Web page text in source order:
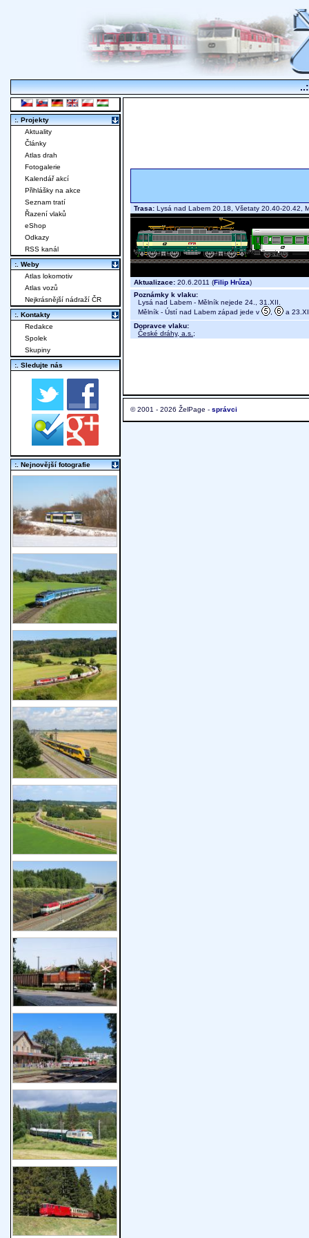
Trasa: Lysá nad Labem 20.18, Všetaty 20.40-
Aktualizace: 20.6.2011 (Filip Hrůza)
Poznámky k vlaku:
Lysá nad Labem - Mělník nejede 24., 31.XII.
Mělník - Ústí nad Labem západ jede v
a
Dopravce vlaku:
České dráhy, a.s. ;
© 2001 - 2026 ŽelPage - správci
:. Projekty
Aktuality
Články
Atlas drah
Fotogalerie
Kalendář akcí
Přihlášky na akce
Seznam tratí
Řazení vlaků
eShop
Odkazy
RSS kanál
:. Weby
Atlas lokomotiv
Atlas vozů
Nejkrásnější nádraží ČR
:. Kontakty
Redakce
Spolek
Skupiny
:. Sledujte nás
:. Nejnovější fotografie